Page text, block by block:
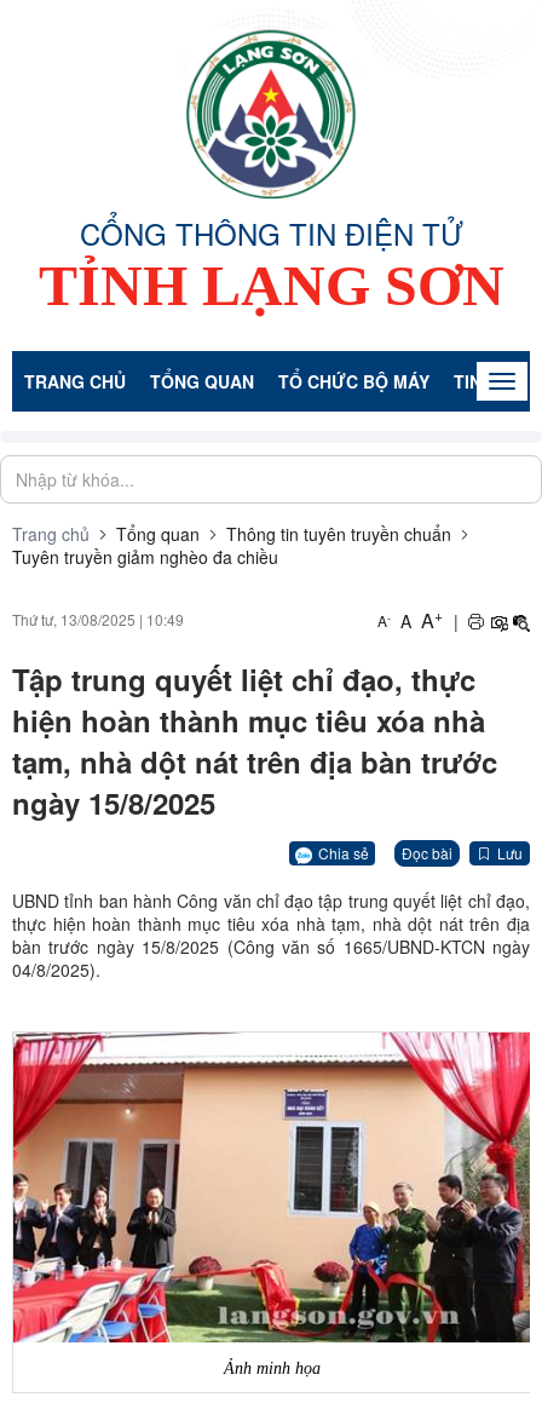
CỔNG THÔNG TIN ĐIỆN TỬ
TỈNH LẠNG SƠN
TRANG CHỦ TỔNG QUAN TỔ CHỨC BỘ MÁY TIN TỨC -
Trang chủ Tổng quan
Thông tin tuyên truyền chuẩn
Tuyên truyền giảm nghèo đa chiều
Thứ tư, 13/08/2025 | 10:49 A- A A+ |
Tập trung quyết liệt chỉ đạo, thực
hiện hoàn thành mục tiêu xóa nhà
tạm, nhà dột nát trên địa bàn trước
ngày 15/8/2025
Chia sẻ Đọc bài Lưu
UBND tỉnh ban hành Công văn chỉ đạo tập trung quyết liệt chỉ đạo,
thực hiện hoàn thành mục tiêu xóa nhà tạm, nhà dột nát trên địa
bàn trước ngày 15/8/2025 (Công văn số 1665/UBND-KTCN ngày
04/8/2025).
Ảnh minh họa